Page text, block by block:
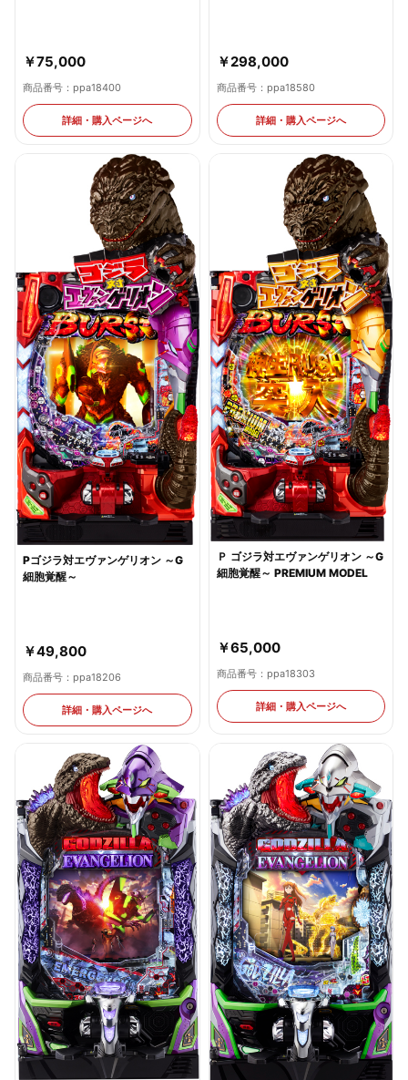
￥75,000
商品番号：ppa18400
詳細・購入ページへ
￥298,000
商品番号：ppa18580
詳細・購入ページへ
Pゴジラ対エヴァンゲリオン ～G
細胞覚醒～
￥49,800
商品番号：ppa18206
詳細・購入ページへ
Ｐ ゴジラ対エヴァンゲリオン ～G
細胞覚醒～ PREMIUM MODEL
￥65,000
商品番号：ppa18303
詳細・購入ページへ